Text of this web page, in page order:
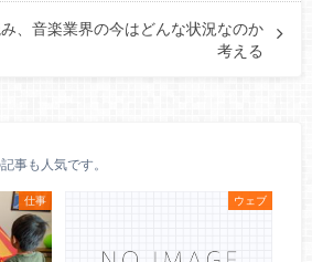
み、音楽業界の今はどんな状況なのか
考える
事も人気です。
仕事 ウェブ